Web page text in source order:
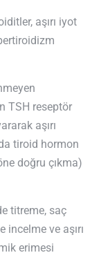
aşırı iyot
TSH reseptör
aşırı
tiroid hormon
doğru çıkma)
titreme, saç
ve aşırı
erimesi